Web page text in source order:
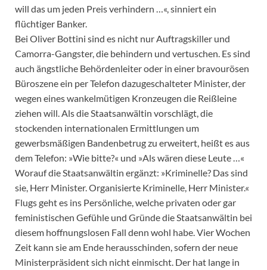
will das um jeden Preis verhindern …«, sinniert ein
flüchtiger Banker.
Bei Oliver Bottini sind es nicht nur Auftragskiller und
Camorra-Gangster, die behindern und vertuschen. Es sind
auch ängstliche Behördenleiter oder in einer bravourösen
Büroszene ein per Telefon dazugeschalteter Minister, der
wegen eines wankelmütigen Kronzeugen die Reißleine
ziehen will. Als die Staatsanwältin vorschlägt, die
stockenden internationalen Ermittlungen um
gewerbsmäßigen Bandenbetrug zu erweitert, heißt es aus
dem Telefon: »Wie bitte?« und »Als wären diese Leute …«
Worauf die Staatsanwältin ergänzt: »Kriminelle? Das sind
sie, Herr Minister. Organisierte Kriminelle, Herr Minister.«
Flugs geht es ins Persönliche, welche privaten oder gar
feministischen Gefühle und Gründe die Staatsanwältin bei
diesem hoffnungslosen Fall denn wohl habe. Vier Wochen
Zeit kann sie am Ende herausschinden, sofern der neue
Ministerpräsident sich nicht einmischt. Der hat lange in